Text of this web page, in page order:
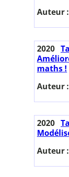
Auteur :
2020
maths !
Auteur :
2020
Auteur :